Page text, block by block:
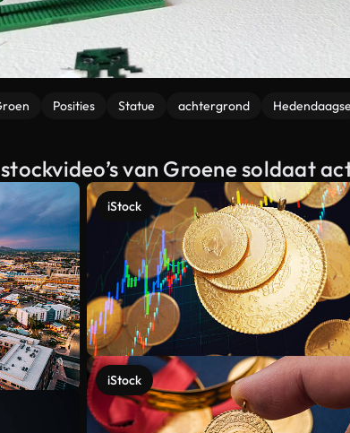
Posities Statue achtergrond Hedendaagse
van Groene soldaat
iStock
iStock